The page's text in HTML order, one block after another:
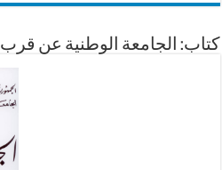
كتاب: الجامعة الوطنية عن قرب